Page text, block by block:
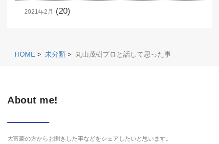
2021年2月 (20)
HOME > 未分類 > 丸山茂樹プロと話して思った事
About me!
大富豪の方からお聞きした事などをシェアしたいと思います。